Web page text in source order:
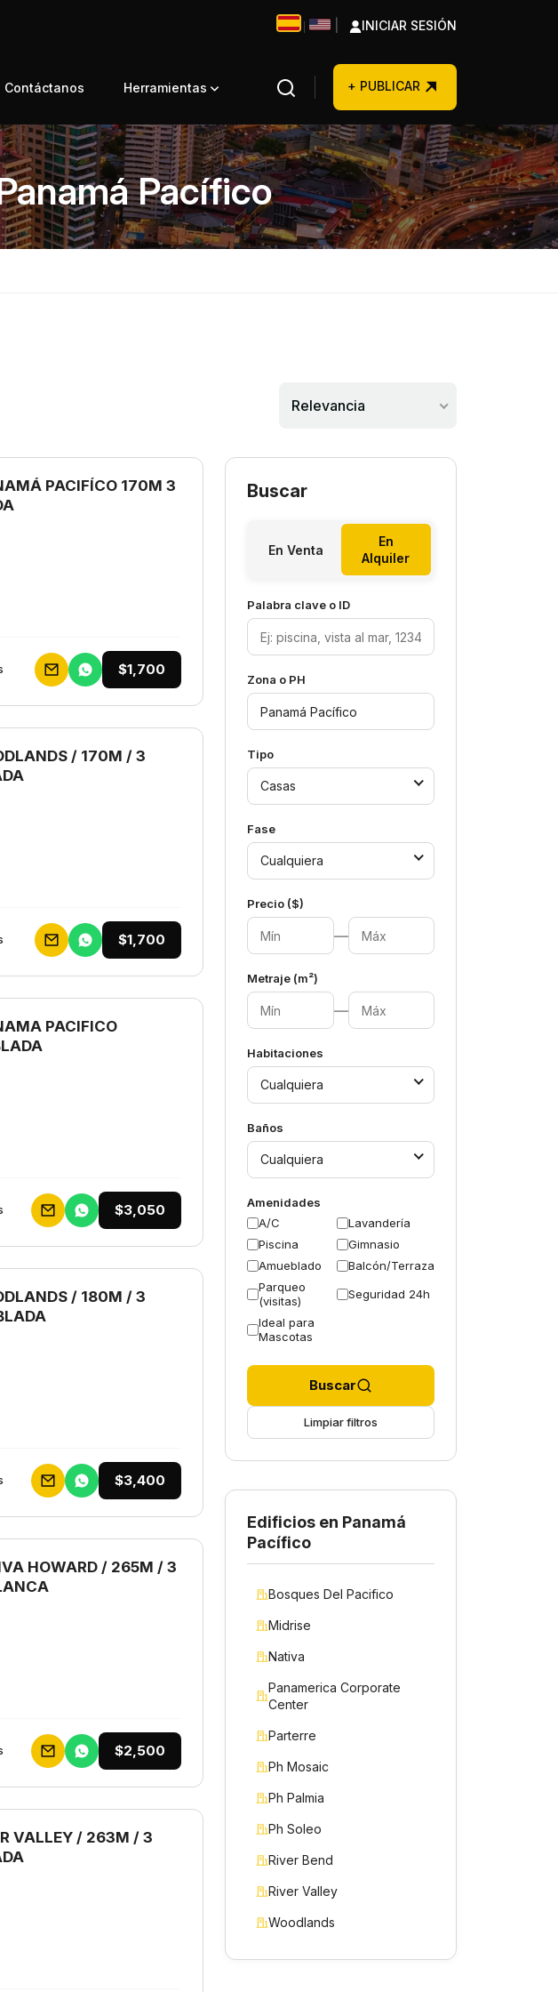
INICIAR SESIÓN
Contáctanos Herramientas + PUBLICAR
Pacífico
Relevancia
PACIFÍCO 170M 3
$1,700
/ 170M / 3
$1,700
PACIFICO
$3,050
/ 180M / 3
$3,400
HOWARD / 265M / 3
$2,500
VALLEY / 263M / 3
Buscar
En Venta
En
Alquiler
Palabra clave o ID
Zona o PH
Tipo
Casas
Fase
Cualquiera
Precio ($)
—
Metraje (m²)
—
Habitaciones
Cualquiera
Baños
Cualquiera
Amenidades
A/C
Lavandería
Piscina
Gimnasio
Amueblado
Balcón/Terraza
Parqueo
(visitas)
Seguridad 24h
Ideal para
Mascotas
Buscar
Limpiar filtros
Edificios en Panamá
Pacífico
Bosques Del Pacifico
Midrise
Nativa
Panamerica Corporate
Center
Parterre
Ph Mosaic
Ph Palmia
Ph Soleo
River Bend
River Valley
Woodlands